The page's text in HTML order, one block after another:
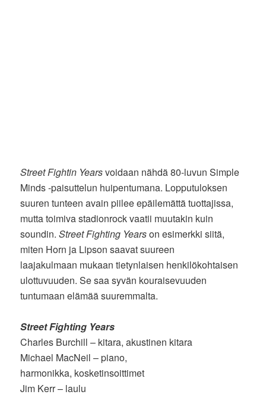
Street Fightin Yearsvoidaan nähdä 80-luvun Simple
Minds -paisuttelun huipentumana. Lopputuloksen
suuren tunteen avain piilee epäilemättä tuottajissa,
mutta toimiva stadionrock vaatii muutakin kuin
soundin.Street Fighting Yearson esimerkki siitä,
miten Horn ja Lipson saavat suureen
laajakulmaan mukaan tietynlaisen henkilökohtaisen
ulottuvuuden. Se saa syvän kouraisevuuden
tuntumaan elämää suuremmalta.
Street Fighting Years
Charles Burchill – kitara, akustinen kitara
Michael MacNeil – piano,
harmonikka, kosketinsoittimet
Jim Kerr – laulu